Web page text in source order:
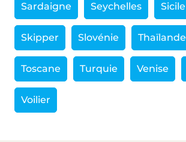
Sardaigne Seychelles Sicile
Skipper Slovénie Thaïlande
Toscane Turquie Venise
Voilier